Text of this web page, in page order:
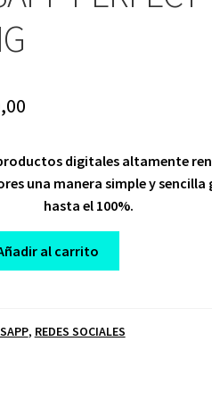
Current
is:
$ 10,00.
digitales altamente
una manera simple y sencilla
hasta el 100%.
al carrito
, REDES SOCIALES